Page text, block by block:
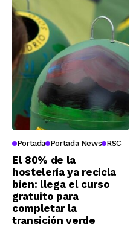
Portada Portada News RSC
El 80% de la
hostelería ya recicla
bien: llega el curso
gratuito para
completar la
transición verde